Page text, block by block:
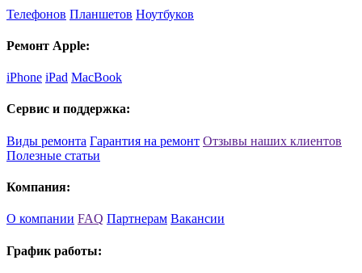
Телефонов Планшетов Ноутбуков
Ремонт Apple:
iPhone iPad MacBook
Сервис и поддержка:
Виды ремонта Гарантия на ремонт Отзывы наших клиентов
Полезные статьи
Компания:
О компании FAQ Партнерам Вакансии
График работы: